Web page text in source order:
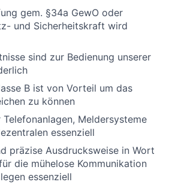
gem. §34a GewO oder
und Sicherheitskraft wird
sind zur Bedienung unserer
B ist von Vorteil um das
zu können
Meldersysteme
essenziell
präzise Ausdrucksweise in Wort
die mühelose Kommunikation
essenziell